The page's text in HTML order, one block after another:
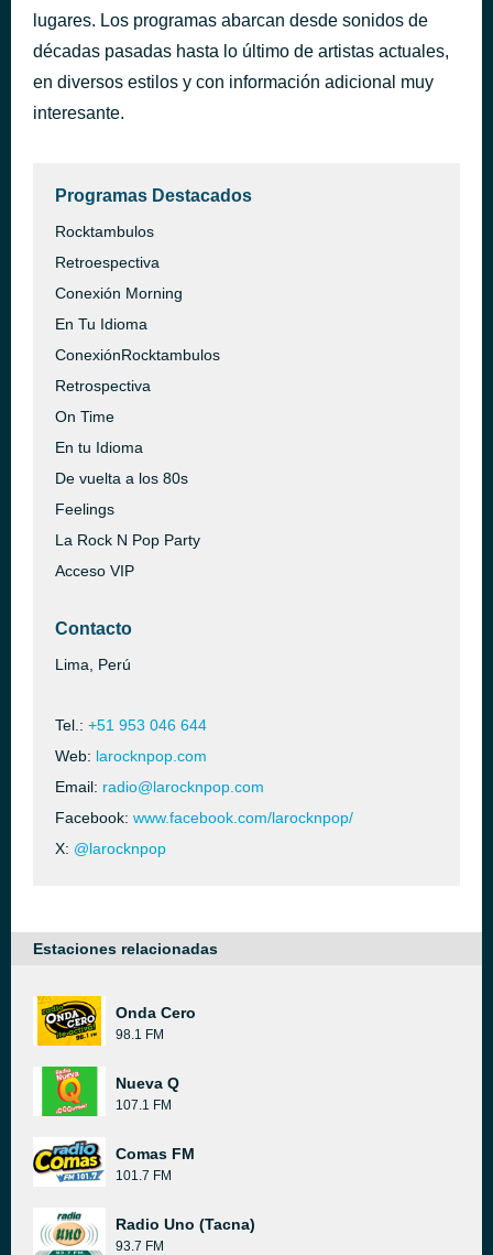
Can't Fight This Feeling
REO Speedwagon
hace 2 días
lugares. Los programas abarcan desde sonidos de
décadas pasadas hasta lo último de artistas actuales,
en diversos estilos y con información adicional muy
interesante.
Programas Destacados
Rocktambulos
Retroespectiva
Conexión Morning
En Tu Idioma
ConexiónRocktambulos
Retrospectiva
On Time
En tu Idioma
De vuelta a los 80s
Feelings
La Rock N Pop Party
Acceso VIP
Contacto
Lima, Perú
Tel.: +51 953 046 644
Web: larocknpop.com
Email: radio@larocknpop.com
Facebook: www.facebook.com/larocknpop/
X: @larocknpop
Estaciones relacionadas
Onda Cero
98.1 FM
Nueva Q
107.1 FM
Comas FM
101.7 FM
Radio Uno (Tacna)
93.7 FM